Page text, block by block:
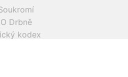
O Drbně
kodex